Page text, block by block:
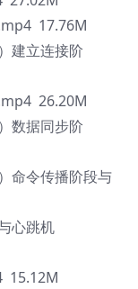
17.76M
立连接阶
26.20M
据同步阶
令传播阶段与
心跳机